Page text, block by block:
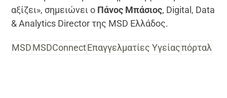
αξίζει», σημειώνει ο Πάνος Μπάσιος, Digital, Data
& Analytics Director της MSD Ελλάδος.
MSDMSDConnectΕπαγγελματίες Υγείαςπόρταλ